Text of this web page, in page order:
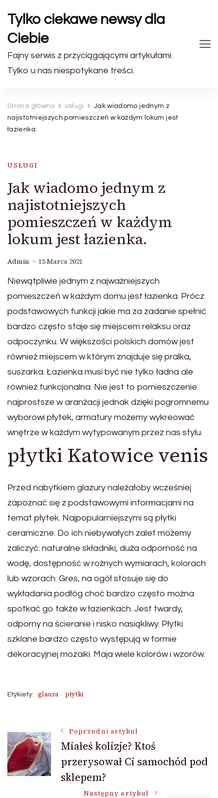
Tylko ciekawe newsy dla
Ciebie
Fajny serwis z przyciągającymi artykułami.
Tylko u nas niespotykane treści.
Strona główna usługi
Jak wiadomo jednym z
najistotniejszych pomieszczeń w każdym lokum jest
łazienka.
USŁUGI
Jak wiadomo jednym z
najistotniejszych
pomieszczeń w każdym
lokum jest łazienka.
Admin 15 Marca 2021
Niewątpliwie jednym z najważniejszych
pomieszczeń w każdym domu jest łazienka. Prócz
podstawowych funkcji jakie ma za zadanie spełnić
bardzo często staje się miejscem relaksu oraz
odpoczynku. W większości polskich domów jest
również miejscem w którym znajduje się pralka,
suszarka. Łazienka musi być nie tylko ładna ale
również funkcjonalna. Nie jest to pomieszczenie
najprostsze w aranżacji jednak dzięki pogromnemu
wyborowi płytek, armatury możemy wykreować
wnętrze w każdym wytypowanym przez nas stylu.
płytki Katowice venis
Przed nabytkiem glazury należałoby wcześniej
zapoznać się z podstawowymi informacjami na
temat płytek. Najpopularniejszymi są płytki
ceramiczne. Do ich niebywałych zalet możemy
zaliczyć: naturalne składniki, duża odporność na
wodę, dostępność w rożnych wymiarach, kolorach
lub wzorach. Gres, na ogół stosuje się do
wykładania podłóg choć bardzo często można
spotkać go także w łazienkach. Jest twardy,
odporny na ścieranie i nisko nasiąkliwy. Płytki
szklane bardzo często występują w formie
dekoracyjnej mozaiki. Maja wiele kolorów i wzorów.
Etykiety: glaura płytki
Nawigacja
wpisu
Poprzedni artykuł
Miałeś kolizje? Ktoś
przerysował Ci samochód pod
sklepem?
Następny artykuł